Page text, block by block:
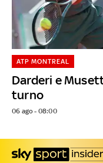
Darderi e
turno
ATP MONTREAL
06 ago - 08:00